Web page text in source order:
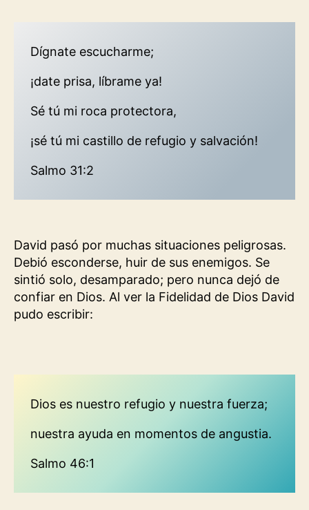
Dígnate escucharme;
¡date prisa, líbrame ya!
Sé tú mi roca protectora,
¡sé tú mi castillo de refugio y salvación!
Salmo 31:2
David pasó por muchas situaciones peligrosas.
Debió esconderse, huir de sus enemigos. Se
sintió solo, desamparado; pero nunca dejó de
confiar en Dios. Al ver la Fidelidad de Dios David
pudo escribir:
Dios es nuestro refugio y nuestra fuerza;
nuestra ayuda en momentos de angustia.
Salmo 46:1